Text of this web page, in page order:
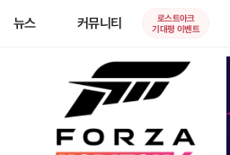
뉴스 커뮤니티
로스트아크
기대평 이벤트